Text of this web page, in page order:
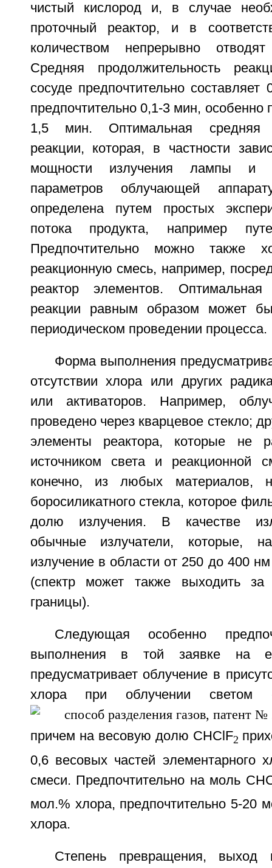
чистый кислород и, в случае
проточный реактор, и в
количеством непрерывно
Средняя продолжительность
сосуде предпочтительно
предпочтительно 0,1-3 мин, особенно
1,5 мин. Оптимальная средняя
реакции, которая, в частности
мощности излучения лампы и
параметров облучающей
определена путем простых
потока продукта, например
Предпочтительно можно также
реакционную смесь, например,
реактор элементов. Оптимальная
реакции равным образом может
периодическом проведении процесса.
Форма выполнения
отсутствии хлора или других
или активаторов. Например,
проведено через кварцевое стекло;
элементы реактора, которые не
источником света и реакционной
конечно, из любых материалов,
боросиликатного стекла, которое
долю излучения. В качестве
обычные излучатели, которые,
излучение в области от 250 до 400
(спектр может также выходить
границы).
Следующая особенно
выполнения в той заявке на
предусматривает облучение в
хлора при облучении
причем на весовую долю CHClF2
0,6 весовых частей элементарного
смеси. Предпочтительно на моль
мол.% хлора, предпочтительно 5-20
хлора.
Степень превращения, выход